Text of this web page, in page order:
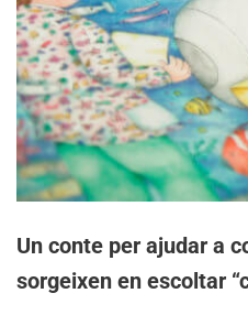
Un conte per ajudar a
sorgeixen en escoltar